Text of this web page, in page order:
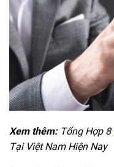
Xem thêm: Tổng Hợp 8
Tại Việt Nam Hiện Nay